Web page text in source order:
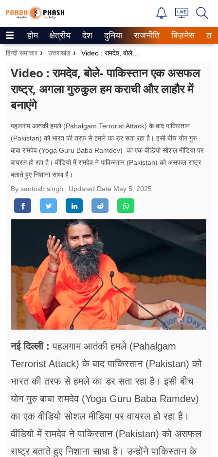
Trending on Google News
वेब स्टोरीज
उत्तर प्रदेश
वीडियो
रिलेशनशिप
जीवन मंत्रा
फूड
ब्‍यूटी
जॉब्स
शिक्षा
होम क्षेत्रीय देश दुनिया राजनीति बिज़नेस
हिन्दी समाचार उत्तराखंड Video : रामदेव, बोले- पाकिस्तान एक असफल राष्ट्र, अगला गुरुकुल हम कराची और लाहौर में बनाएंगे
Video : रामदेव, बोले- पाकिस्तान एक असफल
राष्ट्र, अगला गुरुकुल हम कराची और लाहौर में
बनाएंगे
पहलगाम आतंकी हमले (Pahalgam Terrorist Attack) के बाद पाकिस्तान
(Pakistan) को भारत की तरफ से हमले का डर सता रहा है। इसी बीच योग गुरु
बाबा रामदेव (Yoga Guru Baba Ramdev) का एक वीडियो सोशल मीडिया पर
वायरल हो रहा है। वीडियो में रामदेव ने पाकिस्तान (Pakistan) को असफल राष्ट्र
बताते हुए निशाना साधा है।
By santosh singh
Updated Date May 5, 2025
नई दिल्ली : पहलगाम आतंकी हमले (Pahalgam
Terrorist Attack) के बाद पाकिस्तान (Pakistan) को
भारत की तरफ से हमले का डर सता रहा है। इसी बीच
योग गुरु बाबा रामदेव (Yoga Guru Baba Ramdev)
का एक वीडियो सोशल मीडिया पर वायरल हो रहा है।
वीडियो में रामदेव ने पाकिस्तान (Pakistan) को असफल
राष्ट्र बताते हुए निशाना साधा है। उन्होंने पाकिस्तान के